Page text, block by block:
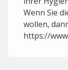
Wenn Sie
wollen,
https://